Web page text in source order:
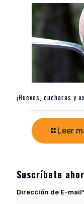
¡Huevos, cucharas y
Leer
Suscríbete
Dirección de E-mail*